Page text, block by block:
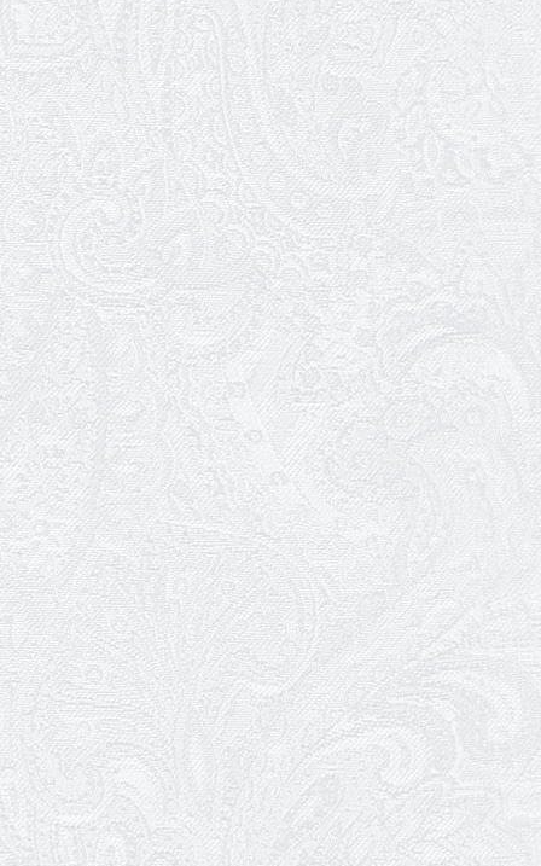
кого?»
09.05.2026
Ювілей Олександра Ланге
08.05.2026
Відновлення мюзиклу «Ханум»
06.05.2026
Вітаємо з прем'єрою у виставі «Два
кольори однієї долі» Катерину Мись!
26.04.2026
З першою прем'єрою 2026 року!
25.04.2026
Трудовий ювілей Ауріки Ахметової
24.04.2026
З прем'єрою вистави «Божевільна
родина»!
02.04.2026
Запрошуємо на прем'єру вистави
«Божевільна родина»
01.04.2026
Трудовий ювілей Олени Корольової
27.03.2026
З Всесвітнім днем театру!
26.03.2026